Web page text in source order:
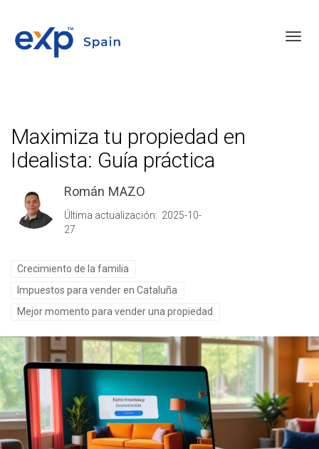
Maximiza tu propiedad en
Idealista: Guía práctica
Román MAZO
Última actualización: 2025-10-
27
Crecimiento de la familia
Impuestos para vender en Cataluña
Mejor momento para vender una propiedad